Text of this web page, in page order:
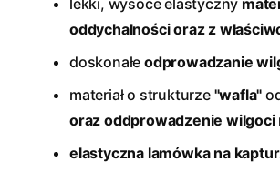
lekki, wysoce elastyczny
oddychalności oraz z
doskonałe odprowadzanie
materiał o strukturze"wafla"
oraz oddprowadzenie wilgoci
elastyczna lamówka na